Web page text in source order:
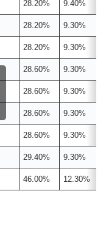
28.20% 9.40%
28.20% 9.30%
28.20% 9.30%
28.60% 9.30%
28.60% 9.30%
28.60% 9.30%
28.60% 9.30%
29.40% 9.30%
46.00% 12.30%